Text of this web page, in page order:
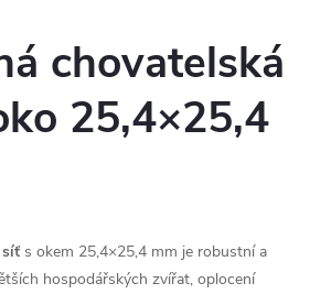
chovatelská
25,4×25,4
síť s okem 25,4×25,4 mm je robustní a
hospodářských zvířat, oplocení